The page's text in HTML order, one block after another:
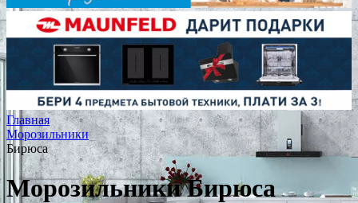
Главная
Морозильники
Бирюса
Морозильники Бирюса